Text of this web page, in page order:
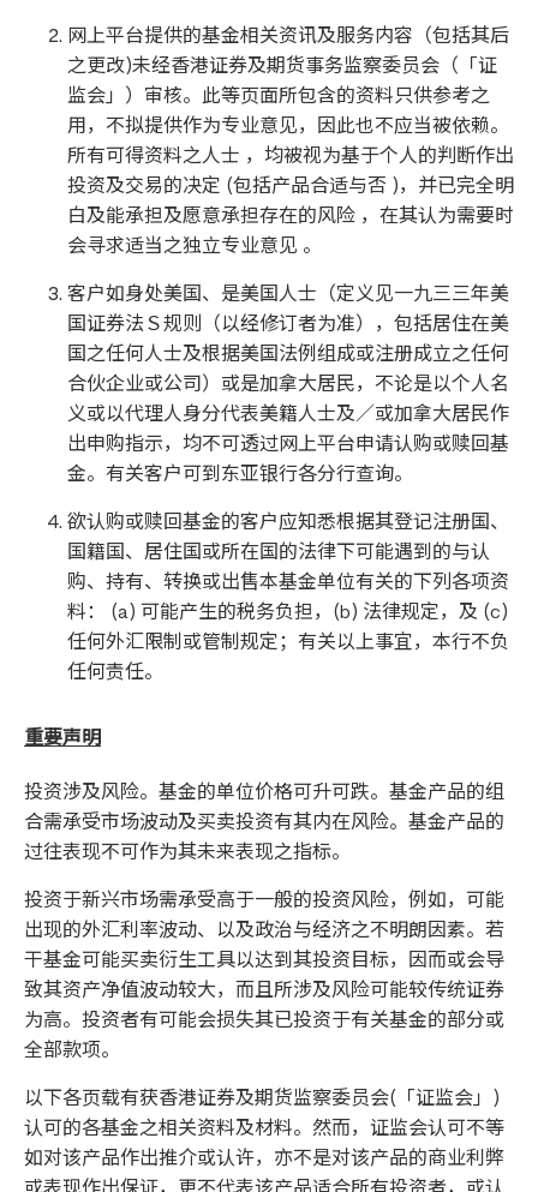
网上平台提供的基金相关资讯及服务内容（包括其后
之更改)未经香港证券及期货事务监察委员会（「证
监会」）审核。此等页面所包含的资料只供参考之
用，不拟提供作为专业意见，因此也不应当被依赖。
所有可得资料之人士 ，均被视为基于个人的判断作出
投资及交易的决定 (包括产品合适与否 )，并已完全明
白及能承担及愿意承担存在的风险 ，在其认为需要时
会寻求适当之独立专业意见 。
客户如身处美国、是美国人士（定义见一九三三年美
国证券法Ｓ规则（以经修订者为准），包括居住在美
国之任何人士及根据美国法例组成或注册成立之任何
合伙企业或公司）或是加拿大居民，不论是以个人名
义或以代理人身分代表美籍人士及／或加拿大居民作
出申购指示，均不可透过网上平台申请认购或赎回基
金。有关客户可到东亚银行各分行查询。
欲认购或赎回基金的客户应知悉根据其登记注册国、
国籍国、居住国或所在国的法律下可能遇到的与认
购、持有、转换或出售本基金单位有关的下列各项资
料： (a) 可能产生的税务负担，(b) 法律规定，及 (c)
任何外汇限制或管制规定；有关以上事宜，本行不负
任何责任。
重要声明
投资涉及风险。基金的单位价格可升可跌。基金产品的组
合需承受市场波动及买卖投资有其内在风险。基金产品的
过往表现不可作为其未来表现之指标。
投资于新兴市场需承受高于一般的投资风险，例如，可能
出现的外汇利率波动、以及政治与经济之不明朗因素。若
干基金可能买卖衍生工具以达到其投资目标，因而或会导
致其资产净值波动较大，而且所涉及风险可能较传统证券
为高。投资者有可能会损失其已投资于有关基金的部分或
全部款项。
以下各页载有获香港证券及期货监察委员会(「证监会」)
认可的各基金之相关资料及材料。然而，证监会认可不等
如对该产品作出推介或认许，亦不是对该产品的商业利弊